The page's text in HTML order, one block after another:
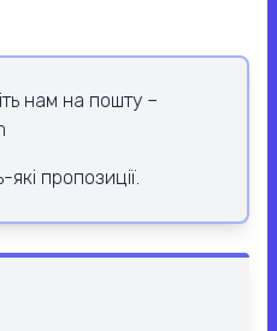
нам на пошту –
які пропозиції.